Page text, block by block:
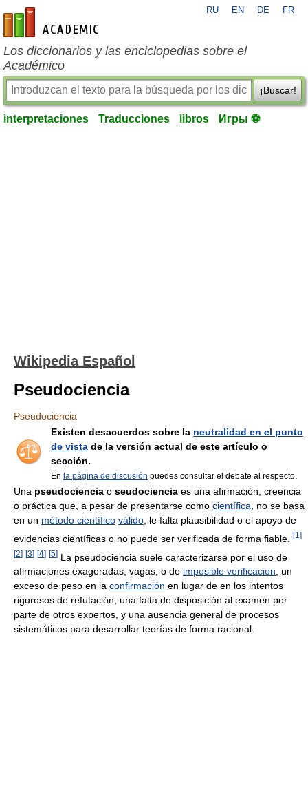
es-academic.com
RU EN DE FR
Los diccionarios y las enciclopedias sobre el
Académico
¡Buscar!
interpretaciones Traducciones libros Игры ⚽
Wikipedia Español
Pseudociencia
Pseudociencia
Existen desacuerdos sobre la neutralidad en el punto
de vista de la versión actual de este artículo o
sección.
En la página de discusión puedes consultar el debate al respecto.
Una pseudociencia o seudociencia es una afirmación, creencia
o práctica que, a pesar de presentarse como científica , no se basa
en un método científico válido , le falta plausibilidad o el apoyo de
evidencias científicas o no puede ser verificada de forma fiable.
[1 ]
[2] [3] [4] [5] La pseudociencia suele caracterizarse por el uso de
afirmaciones exageradas, vagas, o de imposible verificacion, un
exceso de peso en la confirmación en lugar de en los intentos
rigurosos de refutación, una falta de disposición al examen por
parte de otros expertos, y una ausencia general de procesos
sistemáticos para desarrollar teorías de forma racional.